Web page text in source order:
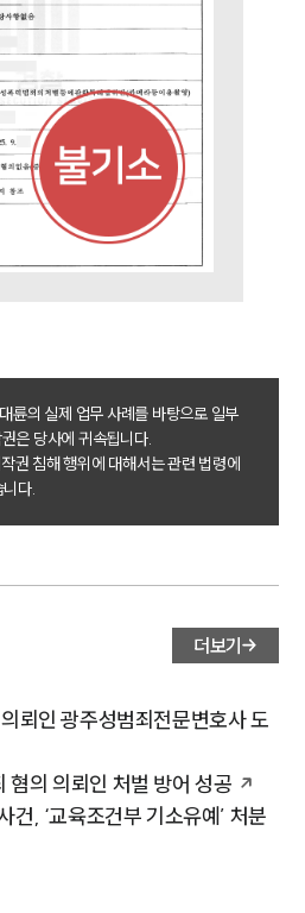
륜의 실제 업무 사례를 바탕으로 일부
은 당사에 귀속됩니다.
권 침해 행위에 대해서는 관련 법령에
다.
더보기
뢰인 광주성범죄전문변호사 도
혐의 의뢰인 처벌 방어 성공
건, ‘교육조건부 기소유예’ 처분